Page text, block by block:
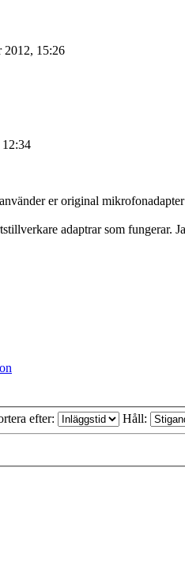
2012, 15:26
er original
adaptrar som fungerar.
efter: Håll: